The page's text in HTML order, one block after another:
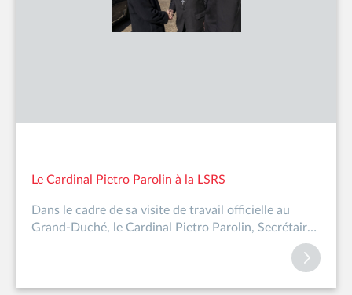
Le Cardinal Pietro Parolin à la LSRS
Dans le cadre de sa visite de travail officielle au
Grand-Duché, le Cardinal Pietro Parolin, Secrétaire